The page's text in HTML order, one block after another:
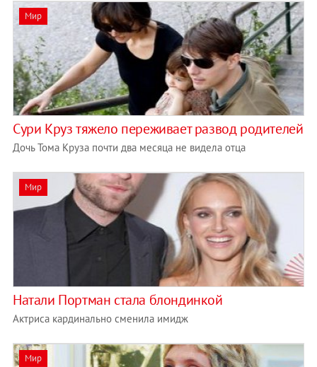
Мир
Сури Круз тяжело переживает развод родителей
Дочь Тома Круза почти два месяца не видела отца
Мир
Натали Портман стала блондинкой
Актриса кардинально сменила имидж
Мир